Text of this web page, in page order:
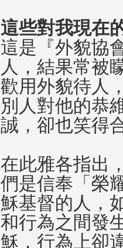
這些對我現在
這是『外貌協
人，結果常被
歡用外貌待人
別人對他的恭
誠，卻也笑得
在此雅各指出
們是信奉「榮
穌基督的人，
和行為之間發
穌，行為上卻